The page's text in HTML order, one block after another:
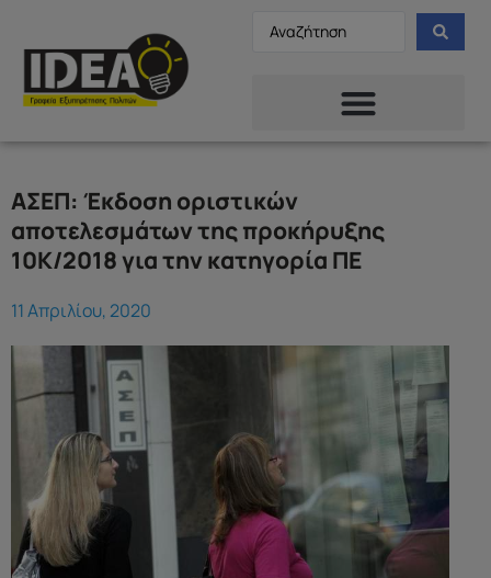
ΑΣΕΠ: Έκδοση οριστικών
αποτελεσμάτων της προκήρυξης
10Κ/2018 για την κατηγορία ΠΕ
11 Απριλίου, 2020